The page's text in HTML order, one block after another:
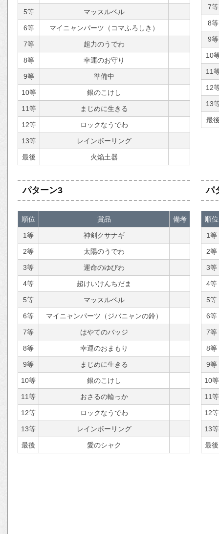
5等 マッスルベル
6等 マイニャンパーツ（コマふろしき）
7等 超力のうでわ
8等 幸運のお守り
9等 準備中
10等 銀のこけし
11等 まじめに生きる
12等 ロックなうでわ
13等 レインボーリング
最後 火焔土器
7等
8等
9等
10
11
12
13
最
パターン3
順位 賞品 備考
1等 神剣クサナギ
2等 太陽のうでわ
3等 運命のゆびわ
4等 超けいけんちだま
5等 マッスルベル
6等 マイニャンパーツ（ジバニャンの鈴）
7等 はやてのバッジ
8等 幸運のおまもり
9等 まじめに生きる
10等 銀のこけし
11等 おさるの輪っか
12等 ロックなうでわ
13等 レインボーリング
最後 愛のシャク
パ
順位
1等
2等
3等
4等
5等
6等
7等
8等
9等
10等
11等
12等
13等
最後